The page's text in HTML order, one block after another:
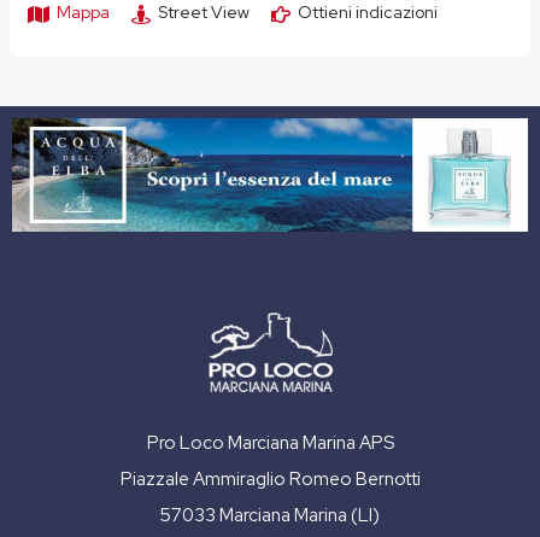
Mappa Street View Ottieni indicazioni
Pro Loco Marciana Marina APS
Piazzale Ammiraglio Romeo Bernotti
57033 Marciana Marina (LI)